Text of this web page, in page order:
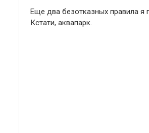
Еще два безотказных правила я
Кстати, аквапарк.